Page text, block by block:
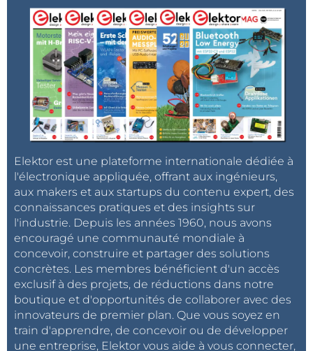
Elektor est une plateforme internationale dédiée à
l'électronique appliquée, offrant aux ingénieurs,
aux makers et aux startups du contenu expert, des
connaissances pratiques et des insights sur
l'industrie. Depuis les années 1960, nous avons
encouragé une communauté mondiale à
concevoir, construire et partager des solutions
concrètes. Les membres bénéficient d'un accès
exclusif à des projets, de réductions dans notre
boutique et d'opportunités de collaborer avec des
innovateurs de premier plan. Que vous soyez en
train d'apprendre, de concevoir ou de développer
une entreprise, Elektor vous aide à vous connecter,